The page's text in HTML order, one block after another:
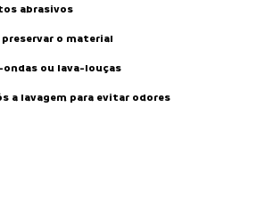
abrasivos
o material
ondas ou lava-louças
a lavagem para evitar odores